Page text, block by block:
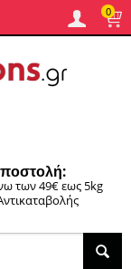
0
των 49€ εως 5kg